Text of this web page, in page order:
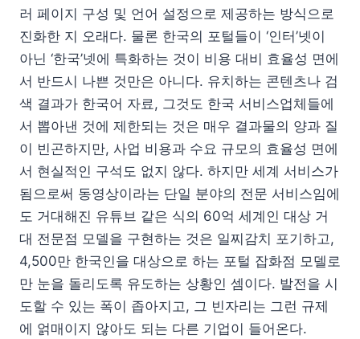
러 페이지 구성 및 언어 설정으로 제공하는 방식으로
진화한 지 오래다. 물론 한국의 포털들이 ‘인터’넷이
아닌 ‘한국’넷에 특화하는 것이 비용 대비 효율성 면에
서 반드시 나쁜 것만은 아니다. 유치하는 콘텐츠나 검
색 결과가 한국어 자료, 그것도 한국 서비스업체들에
서 뽑아낸 것에 제한되는 것은 매우 결과물의 양과 질
이 빈곤하지만, 사업 비용과 수요 규모의 효율성 면에
서 현실적인 구석도 없지 않다. 하지만 세계 서비스가
됨으로써 동영상이라는 단일 분야의 전문 서비스임에
도 거대해진 유튜브 같은 식의 60억 세계인 대상 거
대 전문점 모델을 구현하는 것은 일찌감치 포기하고,
4,500만 한국인을 대상으로 하는 포털 잡화점 모델로
만 눈을 돌리도록 유도하는 상황인 셈이다. 발전을 시
도할 수 있는 폭이 좁아지고, 그 빈자리는 그런 규제
에 얽매이지 않아도 되는 다른 기업이 들어온다.